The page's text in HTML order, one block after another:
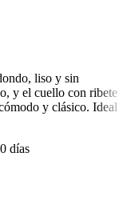
liso y sin
y el cuello con ribete
y clásico. Ideal
días